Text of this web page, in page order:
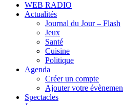
WEB RADIO
Actualités
Journal du Jour – Flash
Jeux
Santé
Cuisine
Politique
Agenda
Créer un compte
Ajouter votre
Spectacles